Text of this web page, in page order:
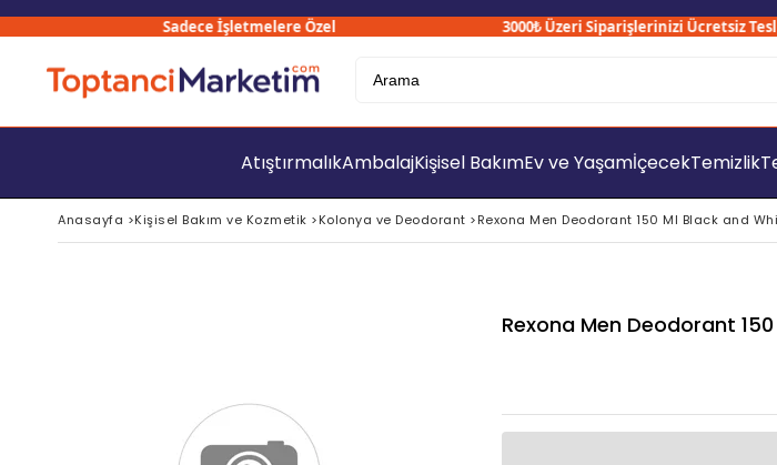
Sadece İşletmelere Özel 3000₺ Üzeri Siparişlerinizi Ücretsiz Teslim
AtıştırmalıkAmbalajKişisel BakımEv ve YaşamİçecekTemizlik
Anasayfa >Kişisel Bakım ve Kozmetik >Kolonya ve Deodorant >Rexona Men Deodorant 150 Ml Black and
Rexona Men Deodorant